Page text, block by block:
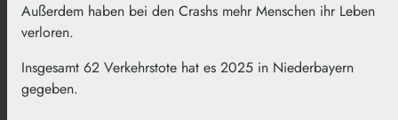
Außerdem haben bei den Crashs mehr Menschen ihr Leben
verloren.
Insgesamt 62 Verkehrstote hat es 2025 in Niederbayern
gegeben.